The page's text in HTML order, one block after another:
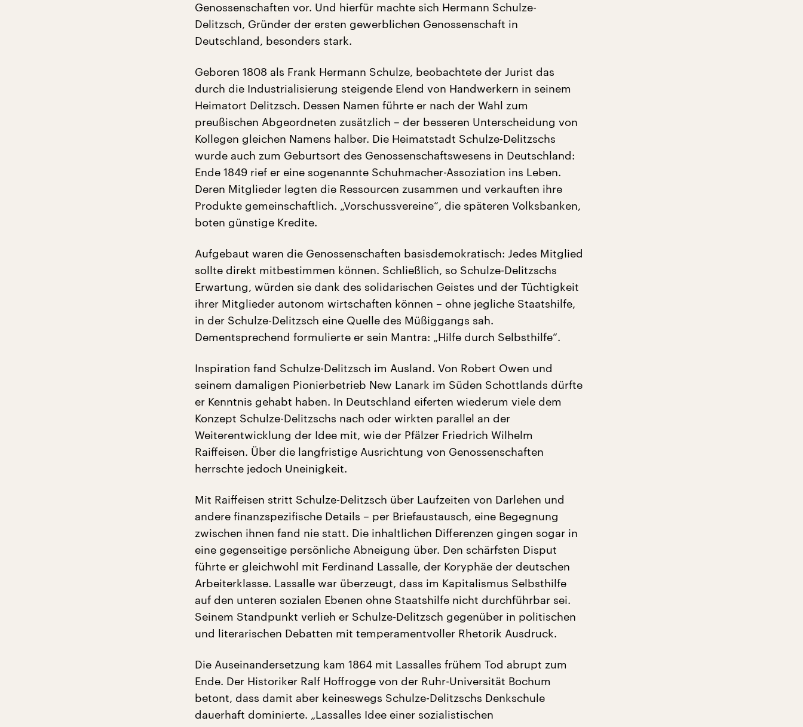
Genossenschaften vor. Und hierfür machte sich Hermann Schulze-
Delitzsch, Gründer der ersten gewerblichen Genossenschaft in
Deutschland, besonders stark.
Geboren 1808 als Frank Hermann Schulze, beobachtete der Jurist das
durch die Industrialisierung steigende Elend von Handwerkern in seinem
Heimatort Delitzsch. Dessen Namen führte er nach der Wahl zum
preußischen Abgeordneten zusätzlich – der besseren Unterscheidung von
Kollegen gleichen Namens halber. Die Heimatstadt Schulze-Delitzschs
wurde auch zum Geburtsort des Genossenschaftswesens in Deutschland:
Ende 1849 rief er eine sogenannte Schuhmacher-Assoziation ins Leben.
Deren Mitglieder legten die Ressourcen zusammen und verkauften ihre
Produkte gemeinschaftlich. „Vorschussvereine“, die späteren Volksbanken,
boten günstige Kredite.
Aufgebaut waren die Genossenschaften basisdemokratisch: Jedes Mitglied
sollte direkt mitbestimmen können. Schließlich, so Schulze-Delitzschs
Erwartung, würden sie dank des solidarischen Geistes und der Tüchtigkeit
ihrer Mitglieder autonom wirtschaften können – ohne jegliche Staatshilfe,
in der Schulze-Delitzsch eine Quelle des Müßiggangs sah.
Dementsprechend formulierte er sein Mantra: „Hilfe durch Selbsthilfe“.
Inspiration fand Schulze-Delitzsch im Ausland. Von Robert Owen und
seinem damaligen Pionierbetrieb New Lanark im Süden Schottlands dürfte
er Kenntnis gehabt haben. In Deutschland eiferten wiederum viele dem
Konzept Schulze-Delitzschs nach oder wirkten parallel an der
Weiterentwicklung der Idee mit, wie der Pfälzer Friedrich Wilhelm
Raiffeisen. Über die langfristige Ausrichtung von Genossenschaften
herrschte jedoch Uneinigkeit.
Mit Raiffeisen stritt Schulze-Delitzsch über Laufzeiten von Darlehen und
andere finanzspezifische Details – per Briefaustausch, eine Begegnung
zwischen ihnen fand nie statt. Die inhaltlichen Differenzen gingen sogar in
eine gegenseitige persönliche Abneigung über. Den schärfsten Disput
führte er gleichwohl mit Ferdinand Lassalle, der Koryphäe der deutschen
Arbeiterklasse. Lassalle war überzeugt, dass im Kapitalismus Selbsthilfe
auf den unteren sozialen Ebenen ohne Staatshilfe nicht durchführbar sei.
Seinem Standpunkt verlieh er Schulze-Delitzsch gegenüber in politischen
und literarischen Debatten mit temperamentvoller Rhetorik Ausdruck.
Die Auseinandersetzung kam 1864 mit Lassalles frühem Tod abrupt zum
Ende. Der Historiker Ralf Hoffrogge von der Ruhr-Universität Bochum
betont, dass damit aber keineswegs Schulze-Delitzschs Denkschule
dauerhaft dominierte. „Lassalles Idee einer sozialistischen